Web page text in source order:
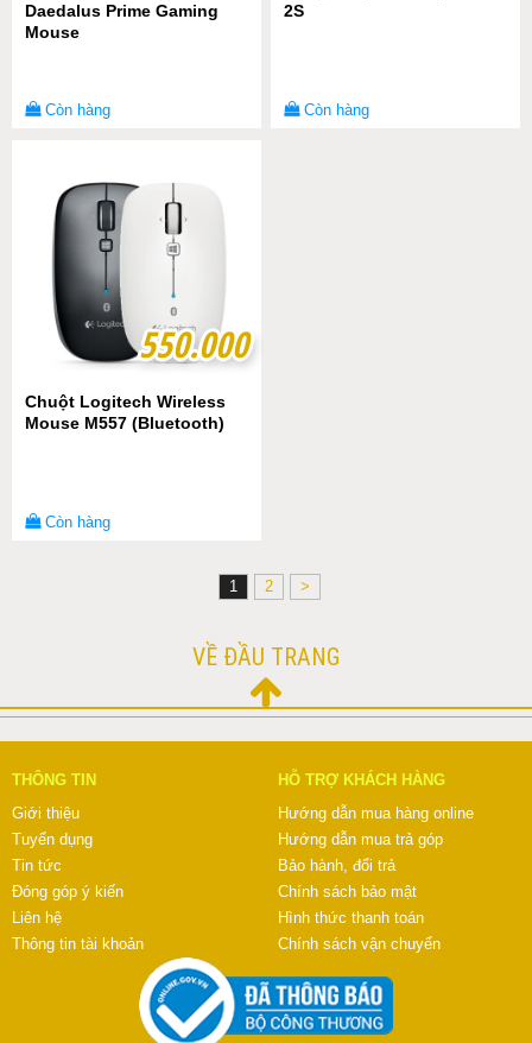
Daedalus Prime Gaming
Mouse
Còn hàng
2S
Còn hàng
550.000
550.000
Chuột Logitech Wireless
Mouse M557 (Bluetooth)
Còn hàng
1 2 >
VỀ ĐẦU TRANG
THÔNG TIN
Giới thiệu
Tuyển dụng
Tin tức
Đóng góp ý kiến
Liên hệ
Thông tin tài khoản
HỖ TRỢ KHÁCH HÀNG
Hướng dẫn mua hàng online
Hướng dẫn mua trả góp
Bảo hành, đổi trả
Chính sách bảo mật
Hình thức thanh toán
Chính sách vận chuyển